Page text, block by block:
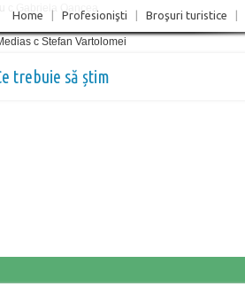
Home Profesionişti Broşuri turistice
trebuie să știm